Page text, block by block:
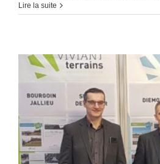
Lire la suite